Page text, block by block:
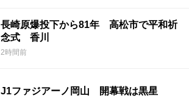
長崎原爆投下から81年 高松市で平和祈
念式 香川
2時間前
J1ファジアーノ岡山 開幕戦は黒星